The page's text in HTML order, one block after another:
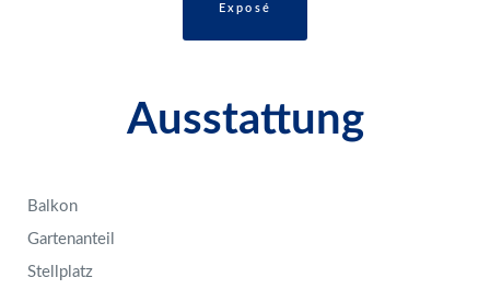
Exposé
Ausstattung
Balkon
Gartenanteil
Stellplatz